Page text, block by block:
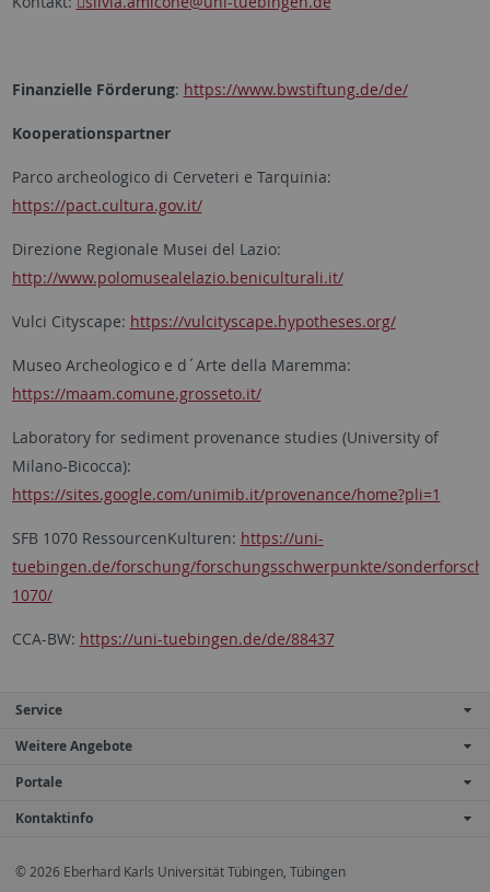
Finanzielle Förderung: https://www.bwstiftung.de/de/
Kooperationspartner
Parco archeologico di Cerveteri e Tarquinia:
https://pact.cultura.gov.it/
Direzione Regionale Musei del Lazio:
http://www.polomusealelazio.beniculturali.it/
Vulci Cityscape: https://vulcityscape.hypotheses.org/
Museo Archeologico e d´Arte della Maremma:
https://maam.comune.grosseto.it/
Laboratory for sediment provenance studies (University of
Milano-Bicocca):
https://sites.google.com/unimib.it/provenance/home?pli=1
SFB 1070 RessourcenKulturen: https://uni-
tuebingen.de/forschung/forschungsschwerpunkte/
1070/
CCA-BW: https://uni-tuebingen.de/de/88437
Service
Weitere Angebote
Portale
Kontaktinfo
© 2026 Eberhard Karls Universität Tübingen, Tübingen